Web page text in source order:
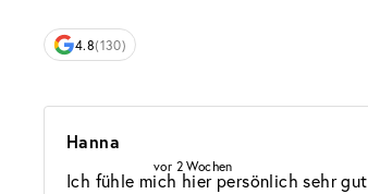
4.8(130)
Hanna
vor 2 Wochen
Ich fühle mich hier persönlich sehr gut